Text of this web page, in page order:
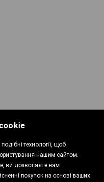
технології, щоб
нашим сайтом.
ви дозволяєте нам
покупок на основі ваших